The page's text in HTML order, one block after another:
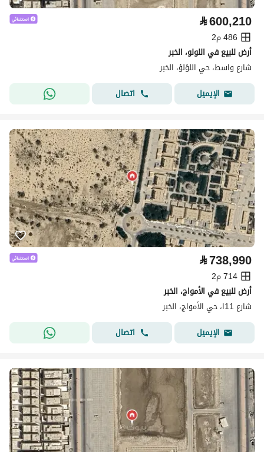
⃁600,210
486 م2
أرض للبيع في اللولو، الخبر
شارع واسط، حي اللؤلؤ، الخبر
الإيميل
اتصال
⃁738,990
714 م2
أرض للبيع في الأمواج، الخبر
شارع 11ا، حي الأمواج، الخبر
الإيميل
اتصال